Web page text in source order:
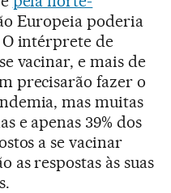
Europeia poderia
O intérprete de
vacinar, e mais de
precisarão fazer o
mas muitas
e apenas 39% dos
a se vacinar
as respostas às suas